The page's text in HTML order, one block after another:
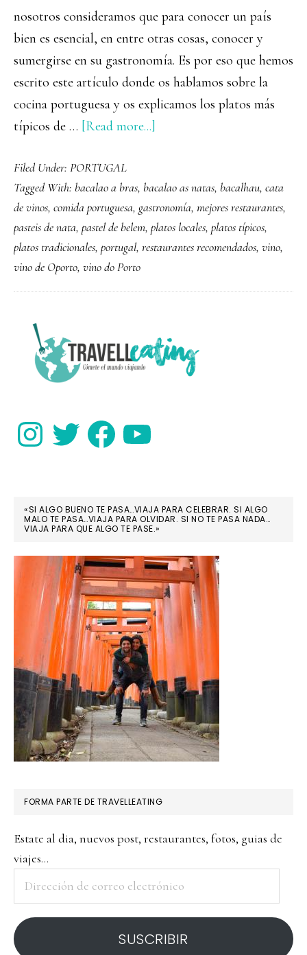
nosotros consideramos que para conocer un país
bien es esencial, en entre otras cosas, conocer y
sumergirse en su gastronomía. Es por eso que hemos
escrito este artículo donde os hablamos sobre la
cocina portuguesa y os explicamos los platos más
típicos de … [Read more...]
y
sus
platos
más
Filed Under: PORTUGAL
Tagged With: bacalao a bras, bacalao as natas, bacalhau, cata
de vinos, comida portuguesa, gastronomía, mejores restaurantes,
pasteis de nata, pastel de belem, platos locales, platos típicos,
platos tradicionales, portugal, restaurantes recomendados, vino,
vino de Oporto, vino do Porto
PRIMARY
SIDEBAR
InstagramTwitter FacebookYouTube
«SI ALGO BUENO TE PASA…VIAJA PARA CELEBRAR. SI ALGO
MALO TE PASA…VIAJA PARA OLVIDAR. SI NO TE PASA NADA…
VIAJA PARA QUE ALGO TE PASE.»
FORMA PARTE DE TRAVELLEATING
Estate al dia, nuevos post, restaurantes, fotos, guias de
viajes...
correo
electrónico
SUSCRIBIR